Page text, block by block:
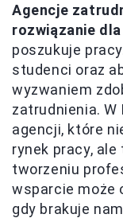
Agencje
rozwiązanie
poszukuje
studenci oraz
wyzwaniem
zatrudnienia.
agencji, które
rynek pracy,
tworzeniu
wsparcie może
gdy brakuje